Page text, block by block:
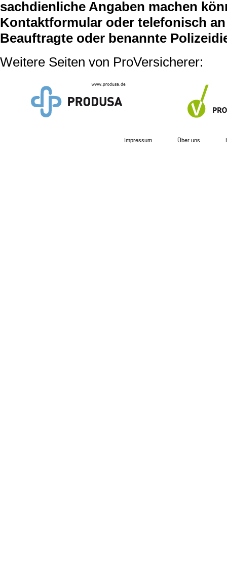
sachdienliche Angaben machen
Kontaktformular oder telefonisch
Beauftragte oder benannte
Weitere Seiten von ProVersicherer:
Impressum Über uns